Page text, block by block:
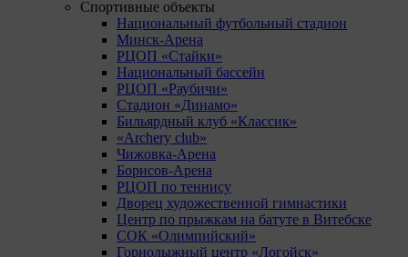
Спортивные объекты
Национальный футбольный стадион
Минск-Арена
РЦОП «Стайки»
Национальный бассейн
РЦОП «Раубичи»
Стадион «Динамо»
Бильярдный клуб «Классик»
«Archery club»
Чижовка-Арена
Борисов-Арена
РЦОП по теннису
Дворец художественной гимнастики
Центр по прыжкам на батуте в Витебске
СОК «Олимпийский»
Горнолыжный центр «Логойск»